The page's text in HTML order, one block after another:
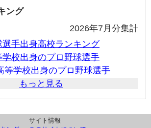
ング
2026年7月分集計
選手出身高校ランキング
学校出身のプロ野球選手
等学校出身のプロ野球選手
もっと見る
サイト情報